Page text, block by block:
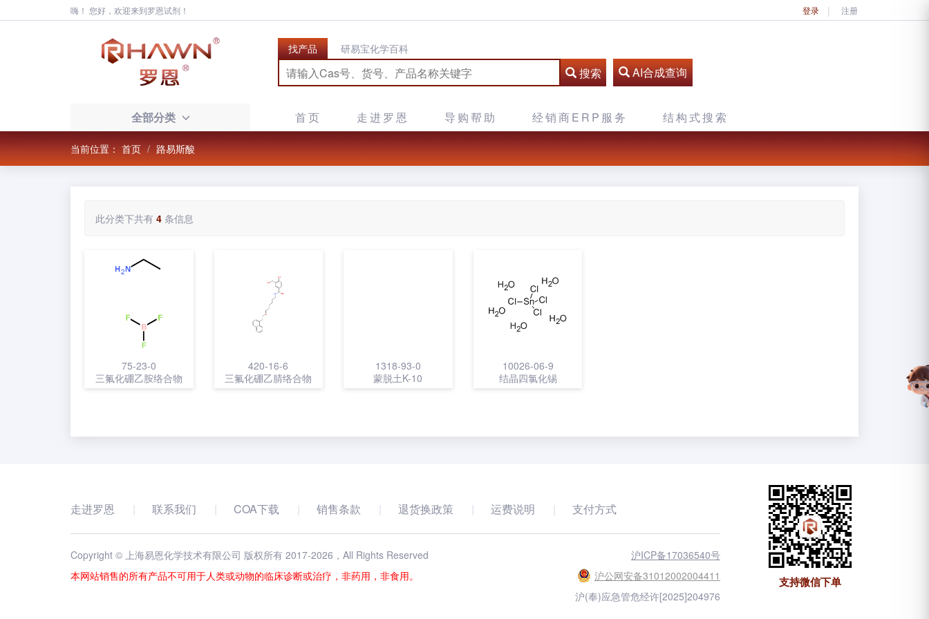
嗨！ 您好，欢迎来到罗恩试剂！ 登录 注册
找产品 研易宝化学百科
搜索 AI合成查询
全部分类 首页 走进罗恩 导购帮助 经销商ERP服务 结构式搜索
当前位置：首页 路易斯酸
此分类下共有 4 条信息
75-23-0
三氟化硼乙胺络合物
420-16-6
三氟化硼乙腈络合物
1318-93-0
蒙脱土K-10
10026-06-9
结晶四氯化锡
走进罗恩 联系我们 COA下载 销售条款 退货换政策 运费说明 支付方式
Copyright © 上海易恩化学技术有限公司 版权所有 2017-2026 ，All Rights Reserved
沪ICP备17036540号
本网站销售的所有产品不可用于人类或动物的临床诊断或治疗，非药用，非食用。
沪公网安备31012002004411
沪(奉)应急管危经许[2025]204976
支持微信下单